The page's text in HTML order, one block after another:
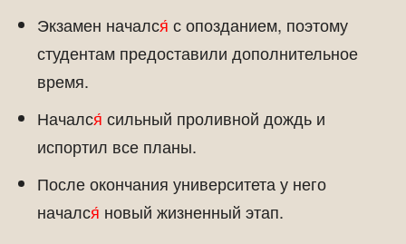
Экзамен начался́ с опозданием, поэтому
студентам предоставили дополнительное
время.
Начался́ сильный проливной дождь и
испортил все планы.
После окончания университета у него
начался́ новый жизненный этап.